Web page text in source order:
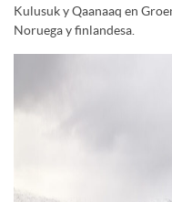
Kulusuk y Qaanaaq en
Noruega y finlandesa.